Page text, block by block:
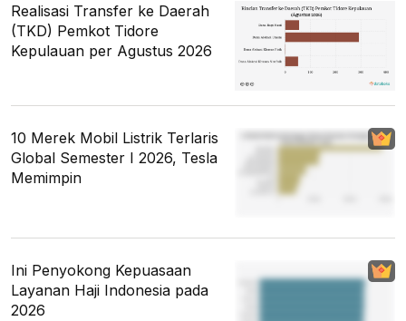
Realisasi Transfer ke Daerah
(TKD) Pemkot Tidore
Kepulauan per Agustus 2026
10 Merek Mobil Listrik Terlaris
Global Semester I 2026, Tesla
Memimpin
Ini Penyokong Kepuasaan
Layanan Haji Indonesia pada
2026